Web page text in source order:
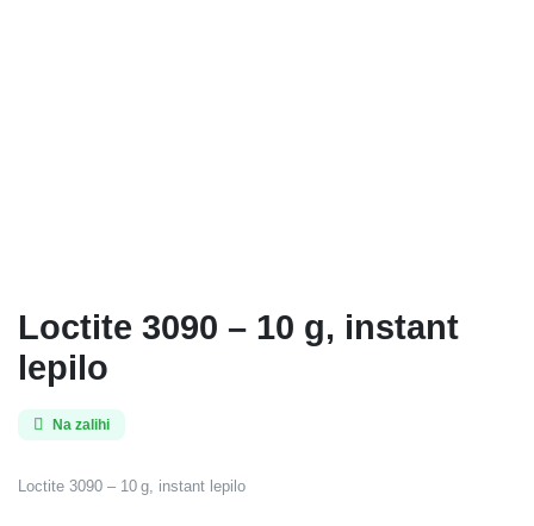
Loctite 3090 – 10 g, instant
lepilo
Na zalihi
Loctite 3090 – 10 g, instant lepilo